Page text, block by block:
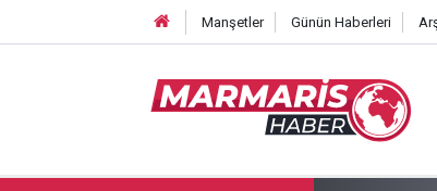
Manşetler Günün Haberleri